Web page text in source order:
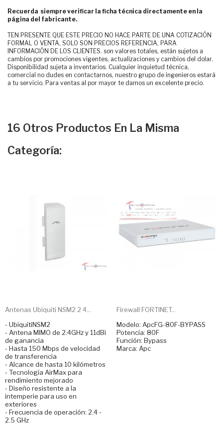
Recuerda siempre verificar la ficha técnica directamente en la
página del fabricante.
TEN PRESENTE QUE ESTE PRECIO NO HACE PARTE DE UNA COTIZACIÓN
FORMAL O VENTA, SOLO SON PRECIOS REFERENCIA, PARA
INFORMACIÓN DE LOS CLIENTES. son valores totales, están sujetos a
cambios por promociones vigentes, actualizaciones y cambios del dolar.
Disponibilidad sujeta a inventarios. Cualquier inquietud técnica,
comercial no dudes en contactarnos, nuestro grupo de ingenieros estará
a tu servicio. Para ventas al por mayor te damos un excelente precio.
16 Otros Productos En La Misma
Categoría:
Antenas Ubiquiti NSM2 2 4...
- UbiquitiNSM2
- Antena MIMO de 2.4GHz y 11dBi
de ganancia
- Hasta 150 Mbps de velocidad
de transferencia
- Alcance de hasta 10 kilómetros
- Tecnología AirMax para
rendimiento mejorado
- Diseño resistente a la
intemperie para uso en
exteriores
- Frecuencia de operación: 2.4 -
2.5 GHz
Firewall FORTINET...
Modelo: ApcFG-80F-BYPASS
Potencia: 80F
Función: Bypass
Marca: Apc